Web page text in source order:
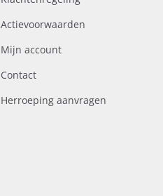
Actievoorwaarden
Mijn account
Contact
Herroeping aanvragen